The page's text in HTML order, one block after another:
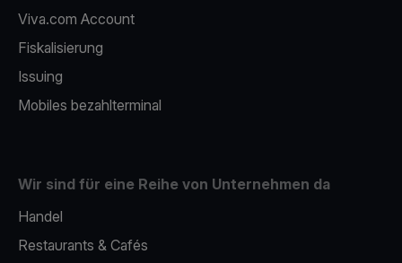
Viva.com Account
Fiskalisierung
Issuing
Mobiles bezahlterminal
Wir sind für eine Reihe von Unternehmen da
Handel
Restaurants & Cafés